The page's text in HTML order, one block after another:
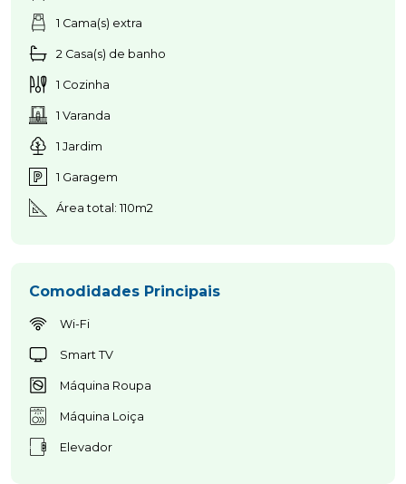
1 Cama(s) extra
2 Casa(s) de banho
1 Cozinha
1 Varanda
1 Jardim
1 Garagem
Área total: 110m2
Comodidades Principais
Wi-Fi
Smart TV
Máquina Roupa
Máquina Loiça
Elevador